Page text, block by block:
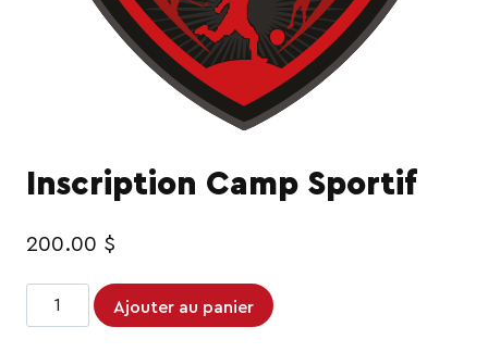
Inscription Camp Sportif
200.00 $
quantité
de
Ajouter au panier